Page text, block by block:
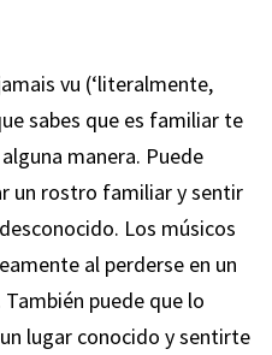
vu (‘literalmente,
sabes que es familiar te
manera. Puede
un rostro familiar y sentir
Los músicos
al perderse en un
puede que lo
lugar conocido y sentirte